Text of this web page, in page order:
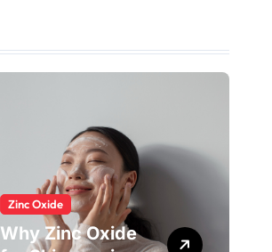
Zinc Oxide
Why Zinc Oxide